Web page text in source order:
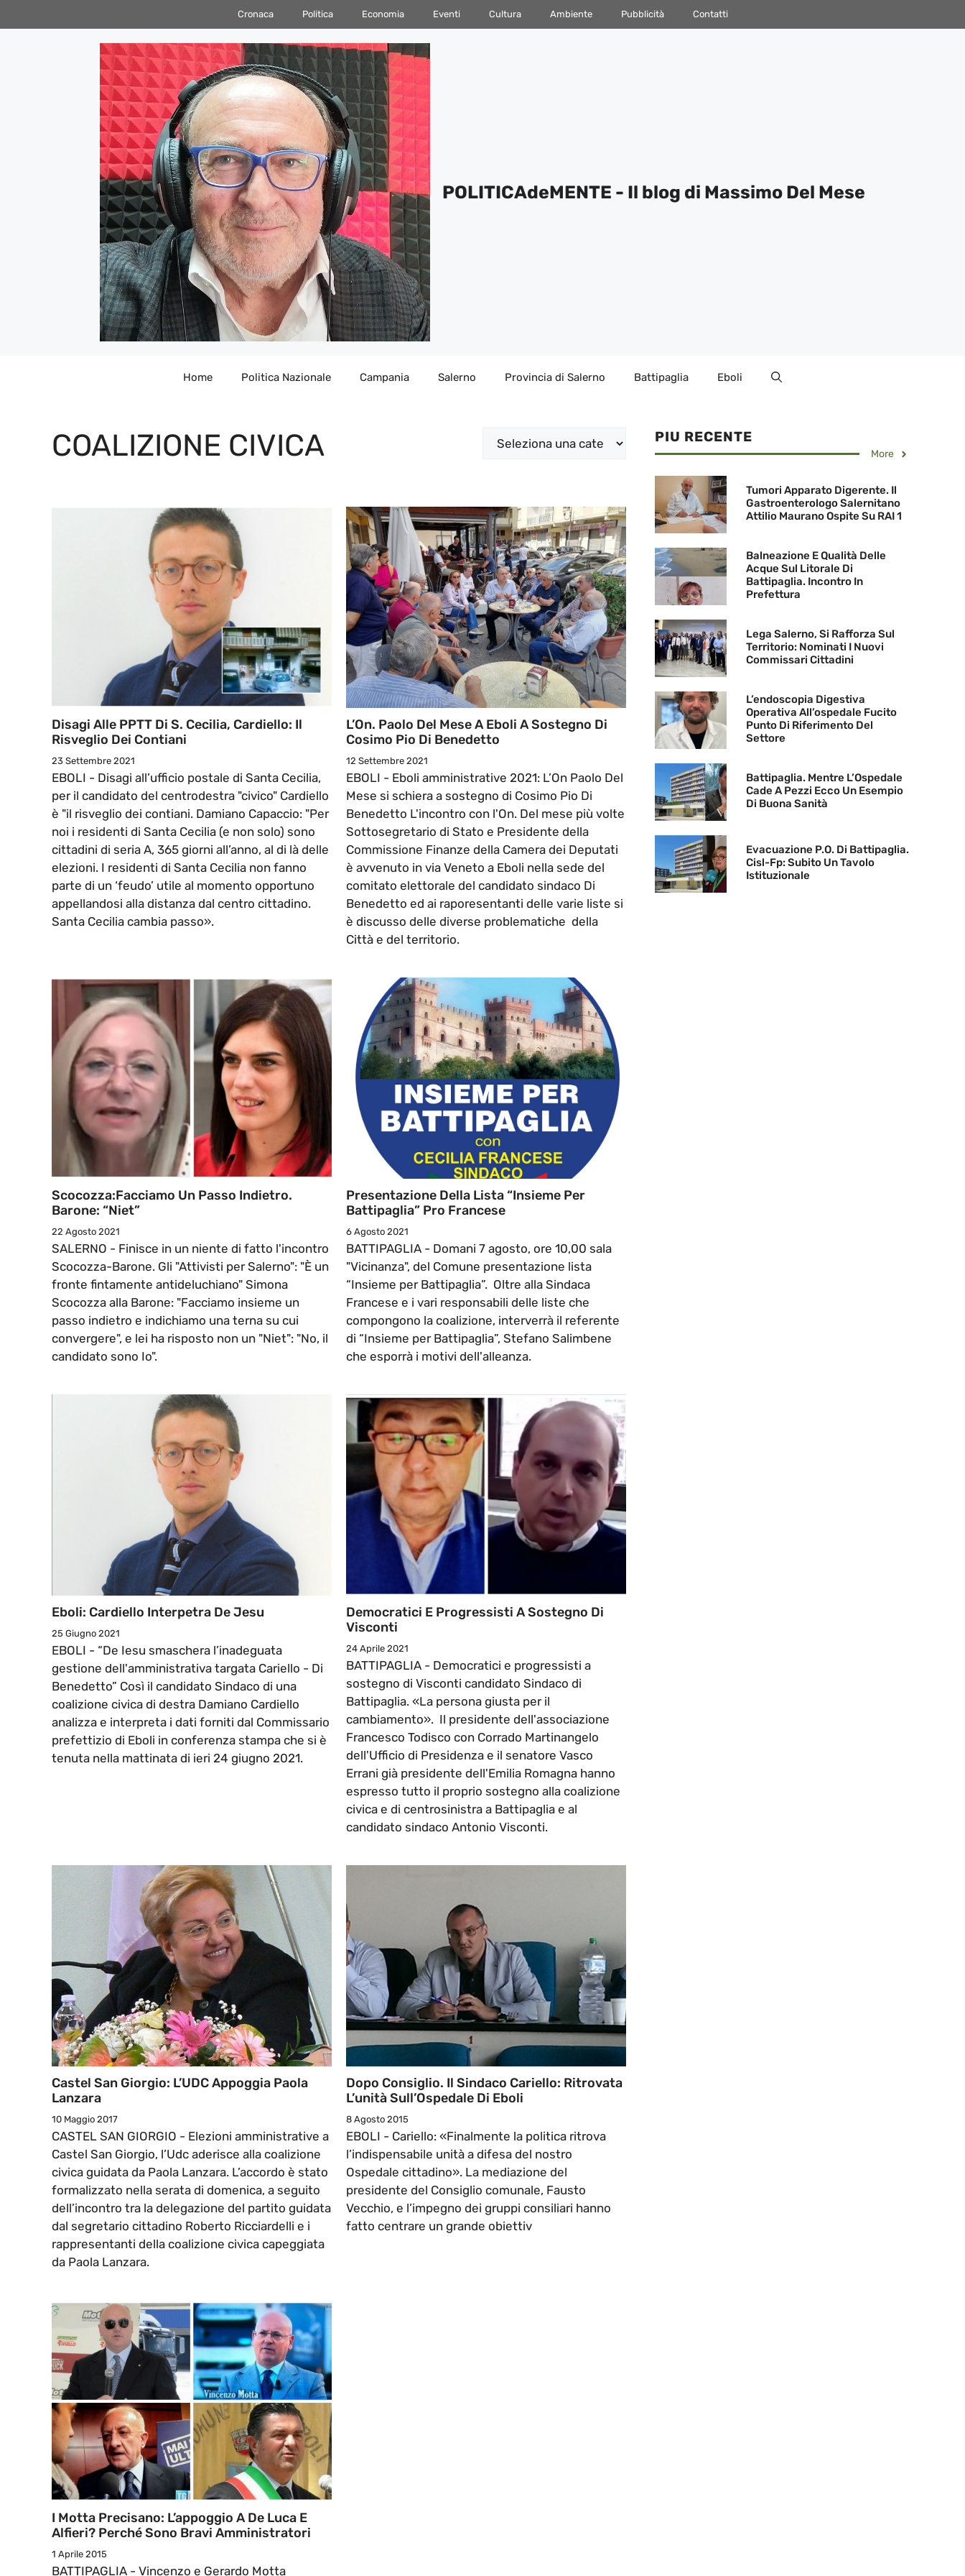
al
Cronaca Politica Economia Eventi Cultura Ambiente Pubblicità Contatti
POLITICAdeMENTE - Il blog di Massimo Del Mese
Home Politica Nazionale Campania Salerno Provincia di Salerno Battipaglia Eboli
COALIZIONE CIVICA Categorie
Disagi Alle PPTT Di S. Cecilia, Cardiello: Il
Risveglio Dei Contiani
23 Settembre 2021
EBOLI - Disagi all’ufficio postale di Santa Cecilia,
per il candidato del centrodestra "civico" Cardiello
è "il risveglio dei contiani. Damiano Capaccio: "Per
noi i residenti di Santa Cecilia (e non solo) sono
cittadini di seria A, 365 giorni all’anno, al di là delle
elezioni. I residenti di Santa Cecilia non fanno
parte di un ‘feudo’ utile al momento opportuno
appellandosi alla distanza dal centro cittadino.
Santa Cecilia cambia passo».
L’On. Paolo Del Mese A Eboli A Sostegno Di
Cosimo Pio Di Benedetto
12 Settembre 2021
EBOLI - Eboli amministrative 2021: L’On Paolo Del
Mese si schiera a sostegno di Cosimo Pio Di
Benedetto L'incontro con l'On. Del mese più volte
Sottosegretario di Stato e Presidente della
Commissione Finanze della Camera dei Deputati
è avvenuto in via Veneto a Eboli nella sede del
comitato elettorale del candidato sindaco Di
Benedetto ed ai raporesentanti delle varie liste si
è discusso delle diverse problematiche della
Città e del territorio.
Scocozza:Facciamo Un Passo Indietro.
Barone: “Niet”
22 Agosto 2021
SALERNO - Finisce in un niente di fatto l'incontro
Scocozza-Barone. Gli "Attivisti per Salerno": "È un
fronte fintamente antideluchiano" Simona
Scocozza alla Barone: "Facciamo insieme un
passo indietro e indichiamo una terna su cui
convergere", e lei ha risposto non un "Niet": "No, il
candidato sono Io".
Presentazione Della Lista “Insieme Per
Battipaglia” Pro Francese
6 Agosto 2021
BATTIPAGLIA - Domani 7 agosto, ore 10,00 sala
"Vicinanza", del Comune presentazione lista
“Insieme per Battipaglia”. Oltre alla Sindaca
Francese e i vari responsabili delle liste che
compongono la coalizione, interverrà il referente
di “Insieme per Battipaglia”, Stefano Salimbene
che esporrà i motivi dell'alleanza.
Eboli: Cardiello Interpetra De Jesu
25 Giugno 2021
EBOLI - “De Iesu smaschera l’inadeguata
gestione dell'amministrativa targata Cariello - Di
Benedetto” Così il candidato Sindaco di una
coalizione civica di destra Damiano Cardiello
analizza e interpreta i dati forniti dal Commissario
prefettizio di Eboli in conferenza stampa che si è
tenuta nella mattinata di ieri 24 giugno 2021.
Democratici E Progressisti A Sostegno Di
Visconti
24 Aprile 2021
BATTIPAGLIA - Democratici e progressisti a
sostegno di Visconti candidato Sindaco di
Battipaglia. «La persona giusta per il
cambiamento». Il presidente dell'associazione
Francesco Todisco con Corrado Martinangelo
dell'Ufficio di Presidenza e il senatore Vasco
Errani già presidente dell'Emilia Romagna hanno
espresso tutto il proprio sostegno alla coalizione
civica e di centrosinistra a Battipaglia e al
candidato sindaco Antonio Visconti.
Castel San Giorgio: L’UDC Appoggia Paola
Lanzara
10 Maggio 2017
CASTEL SAN GIORGIO - Elezioni amministrative a
Castel San Giorgio, l’Udc aderisce alla coalizione
civica guidata da Paola Lanzara. L’accordo è stato
formalizzato nella serata di domenica, a seguito
dell’incontro tra la delegazione del partito guidata
dal segretario cittadino Roberto Ricciardelli e i
rappresentanti della coalizione civica capeggiata
da Paola Lanzara.
Dopo Consiglio. Il Sindaco Cariello: Ritrovata
L’unità Sull’Ospedale Di Eboli
8 Agosto 2015
EBOLI - Cariello: «Finalmente la politica ritrova
l’indispensabile unità a difesa del nostro
Ospedale cittadino». La mediazione del
presidente del Consiglio comunale, Fausto
Vecchio, e l’impegno dei gruppi consiliari hanno
fatto centrare un grande obiettiv
I Motta Precisano: L’appoggio A De Luca E
Alfieri? Perché Sono Bravi Amministratori
1 Aprile 2015
BATTIPAGLIA - Vincenzo e Gerardo Motta
PIU RECENTE
More
Tumori Apparato Digerente. Il
Gastroenterologo Salernitano
Attilio Maurano Ospite Su RAI 1
Balneazione E Qualità Delle
Acque Sul Litorale Di
Battipaglia. Incontro In
Prefettura
Lega Salerno, Si Rafforza Sul
Territorio: Nominati I Nuovi
Commissari Cittadini
L’endoscopia Digestiva
Operativa All’ospedale Fucito
Punto Di Riferimento Del
Settore
Battipaglia. Mentre L’Ospedale
Cade A Pezzi Ecco Un Esempio
Di Buona Sanità
Evacuazione P.O. Di Battipaglia.
Cisl-Fp: Subito Un Tavolo
Istituzionale